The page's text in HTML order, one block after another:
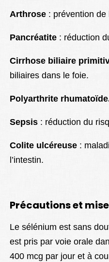
Arthrose : prévention de
Pancréatite : réduction
Cirrhose biliaire
biliaires dans le foie.
Polyarthrite
Sepsis : réduction du
Colite ulcéreuse :
l’intestin.
Précautions et
Le sélénium est sans
est pris par voie orale
400 mcg par jour et à